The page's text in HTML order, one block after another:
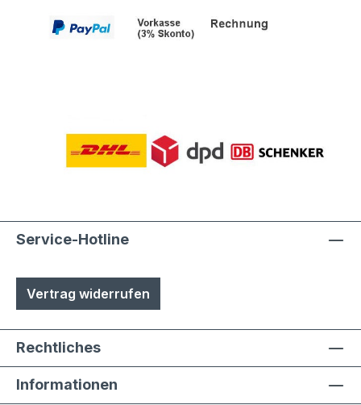
Service-Hotline
Vertrag widerrufen
Rechtliches
Informationen